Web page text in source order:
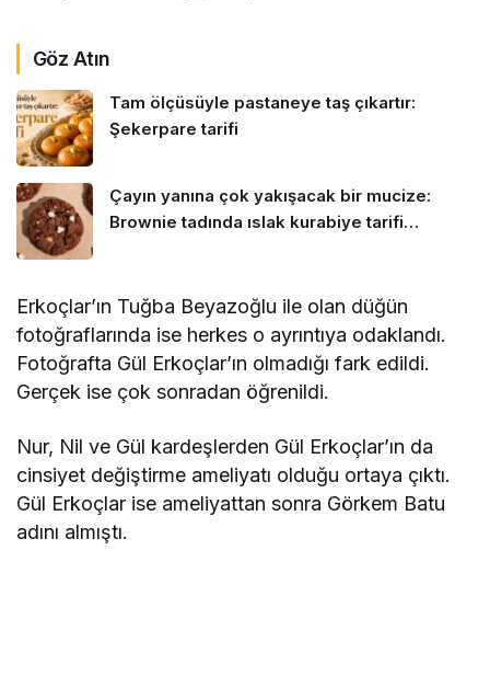
Göz Atın
Tam ölçüsüyle pastaneye taş çıkartır:
Şekerpare tarifi
Çayın yanına çok yakışacak bir mucize:
Brownie tadında ıslak kurabiye tarifi…
Erkoçlar’ın Tuğba Beyazoğlu ile olan düğün
fotoğraflarında ise herkes o ayrıntıya odaklandı.
Fotoğrafta Gül Erkoçlar’ın olmadığı fark edildi.
Gerçek ise çok sonradan öğrenildi.
Nur, Nil ve Gül kardeşlerden Gül Erkoçlar’ın da
cinsiyet değiştirme ameliyatı olduğu ortaya çıktı.
Gül Erkoçlar ise ameliyattan sonra Görkem Batu
adını almıştı.